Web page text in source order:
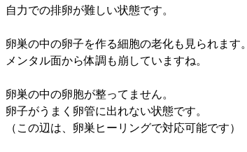
自力での排卵が難しい状態です。
卵巣の中の卵子を作る細胞の老化も見られます。
メンタル面から体調も崩していますね。
卵巣の中の卵胞が整ってません。
卵子がうまく卵管に出れない状態です。
（この辺は、卵巣ヒーリングで対応可能です）